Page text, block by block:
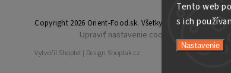
Tento web
s ich
Nastavenie
Copyright 2026 Orient-Food.sk. Všetky práva vyhradené.
Upraviť nastavenie cookies
Vytvořil Shoptet | Design Shoptak.cz